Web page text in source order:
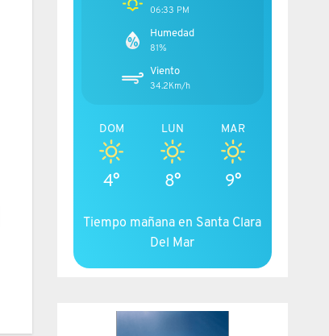
06:33 PM
Humedad
81%
Viento
34.2Km/h
DOM
4°
LUN
8°
MAR
9°
Tiempo mañana en Santa Clara
Del Mar